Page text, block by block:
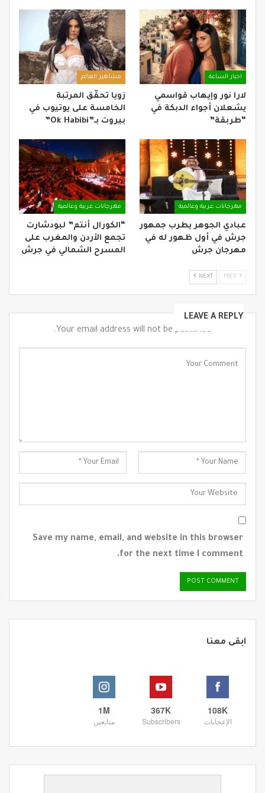
اخبار الساعة
لارا نور وإيهاب قواسمي
يشعلان أجواء الدبكة في
“طربقة”
مشاهير العالم
زويا تحقّق المرتبة
الخامسة على يوتيوب في
بيروت بـ”Ok Habibi”
مهرجانات عربية وعالمية
عبادي الجوهر يطرب جمهور
جرش في أول ظهور له في
مهرجان جرش
مهرجانات عربية وعالمية
“الكورال أنتم” لبودشارت
تجمع الأردن والمغرب على
المسرح الشمالي في جرش
NEXT
LEAVE A REPLY
Your email address will not be published.
Save my name, email, and website in this browser
for the next time I comment.
ابقى معنا
108K
الإعجابات
367K
Subscribers
1M
متابعين